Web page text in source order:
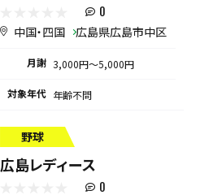
0
中国・四国 広島県広島市中区
月謝 3,000円〜5,000円
対象年代 年齢不問
野球
広島レディース
0